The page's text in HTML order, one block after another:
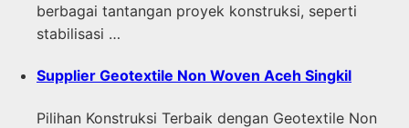
berbagai tantangan proyek konstruksi, seperti
stabilisasi …
Supplier Geotextile Non Woven Aceh Singkil
Pilihan Konstruksi Terbaik dengan Geotextile Non